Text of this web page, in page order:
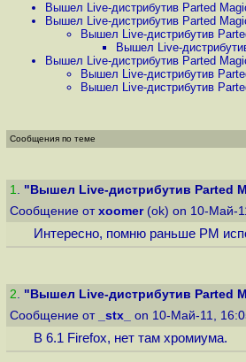
Вышел Live-дистрибутив Parted
Вышел Live-дистрибутив Parted
Вышел Live-дистрибутив
Вышел Live-
Вышел Live-дистрибутив Parted
Вышел Live-дистрибутив
Вышел Live-дистрибутив
Сообщения по теме
1. "Вышел Live-дистрибутив Parted
Сообщение от xoomer(ok) on 10-Май-
Интересно, помню раньше PM
2. "Вышел Live-дистрибутив Parted
Сообщение от
_stx_ on 10-Май-11,
В 6.1 Firefox, нет там хромиума.